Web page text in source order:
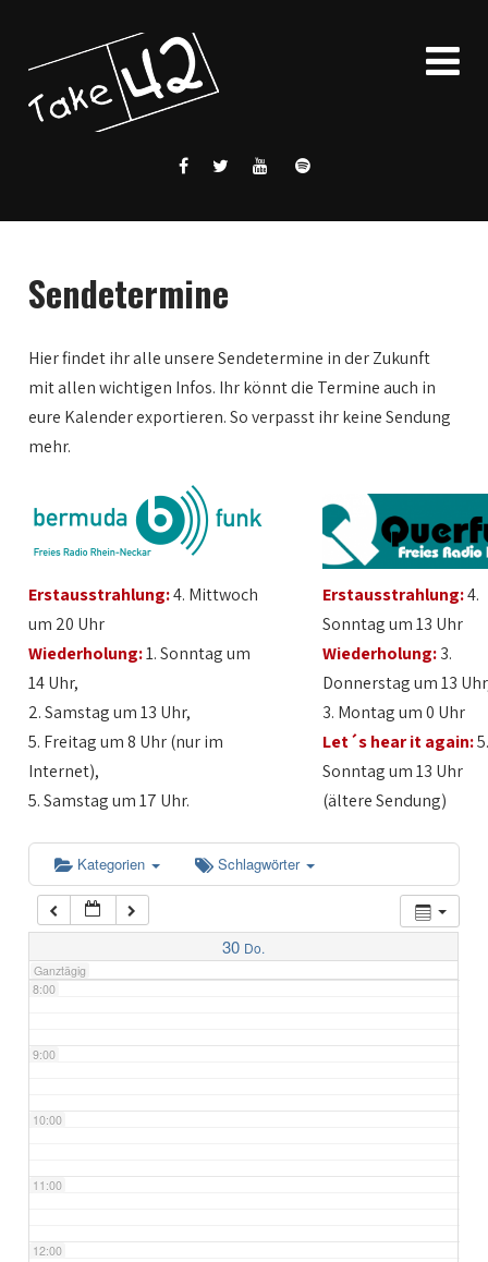
Sendetermine
Hier findet ihr alle unsere Sendetermine in der Zukunft
mit allen wichtigen Infos. Ihr könnt die Termine auch in
eure Kalender exportieren. So verpasst ihr keine Sendung
mehr.
Erstausstrahlung:4. Mittwoch
um 20 Uhr
Wiederholung:1. Sonntag um
14 Uhr,
2. Samstag um 13 Uhr,
5. Freitag um 8 Uhr (nur im
Internet),
5. Samstag um 17 Uhr.
Erstausstrahlung:4.
Sonntag um 13 Uhr
Wiederholung:3.
Donnerstag um 13
3. Montag um 0 Uhr
Let´s hear it again:
Sonntag um 13 Uhr
(ältere Sendung)
Kategorien Schlagwörter
30 Do.
Ganztägig
1:00
2:00
3:00
5:00
6:00
7:00
8:00
9:00
10:00
11:00
12:00